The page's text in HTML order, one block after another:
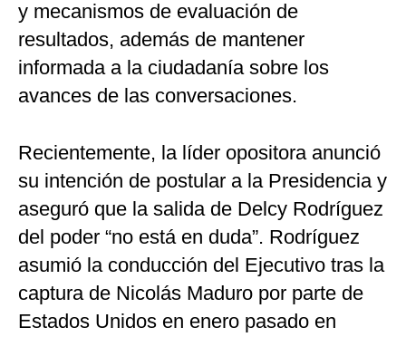
y mecanismos de evaluación de
resultados, además de mantener
informada a la ciudadanía sobre los
avances de las conversaciones.
Recientemente, la líder opositora anunció
su intención de postular a la Presidencia y
aseguró que la salida de Delcy Rodríguez
del poder “no está en duda”. Rodríguez
asumió la conducción del Ejecutivo tras la
captura de Nicolás Maduro por parte de
Estados Unidos en enero pasado en